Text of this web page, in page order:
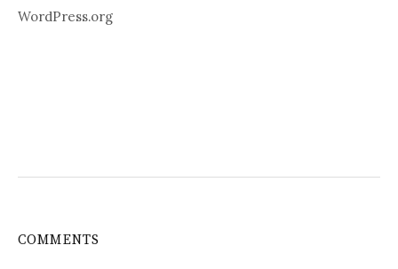
WordPress.org
COMMENTS